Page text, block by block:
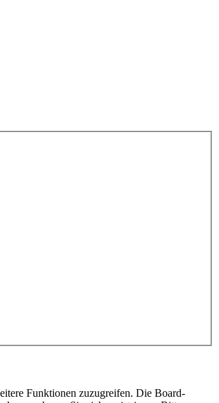
Funktionen zuzugreifen. Die Board-